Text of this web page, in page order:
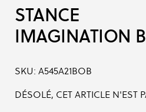
STANCE
IMAGINATION
SKU: A545A21BOB
DÉSOLÉ, CET ARTICLE N'EST